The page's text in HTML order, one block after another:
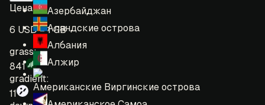
Азербайджан
Аландские острова
Албания
Алжир
Американские Виргинские острова
Цена:
6 USD = 1 GB
grass:
841
gradient:
11